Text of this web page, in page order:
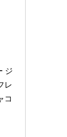
ジ
レ
コ